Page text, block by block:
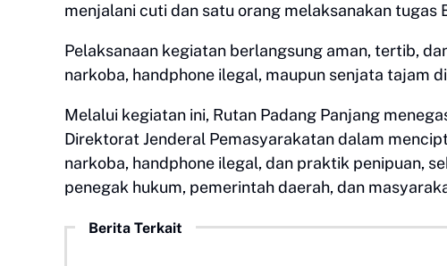
menjalani cuti dan satu orang melaksanakan tugas
Pelaksanaan kegiatan berlangsung aman, tertib,
narkoba, handphone ilegal, maupun senjata tajam
Melalui kegiatan ini, Rutan Padang Panjang
Direktorat Jenderal Pemasyarakatan dalam
narkoba, handphone ilegal, dan praktik penipuan,
penegak hukum, pemerintah daerah, dan
Berita Terkait